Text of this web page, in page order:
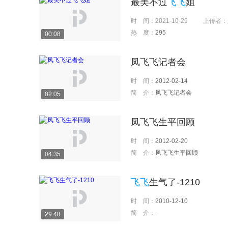
00:08
最美不过 飞飞姐
时 间： 2021-10-29 上传者：
热 度： 295
02:05
凤飞飞记者会
时 间： 2012-02-14
简 介： 凤飞飞记者会
04:35
凤飞飞生平回顾
时 间： 2012-02-20
简 介： 凤飞飞生平回顾
29:48
飞飞生气了-1210
时 间： 2010-12-10
简 介： -